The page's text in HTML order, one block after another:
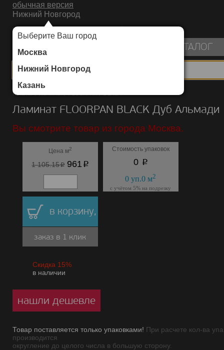
обычная версия
Нижний Новгород
Выберите Ваш город
Москва
Нижний Новгород
Казань
ИНТЕРНЕТ-МАГАЗИН НАПОЛЬНЫХ ПОКРЫТИЙ
КАТАЛОГ
Каталог/Ламинат/FLOORPAN/BLACK
Ламинат FLOORPAN BLACK Дуб Альмади
Вы смотрите товар из города Москва.
Цена м2
1 105.15p961 p
Стоимость упаковок
0 p
0 уп.0 м2
с учётом 5% на подрезку
в корзину,
заказ в 1 клик
Скидка 15%
в наличии
нашли дешевле
Товар поставляется только упаковками! При расчете кол-ва
производится
округление до целого числа в большую сторону.